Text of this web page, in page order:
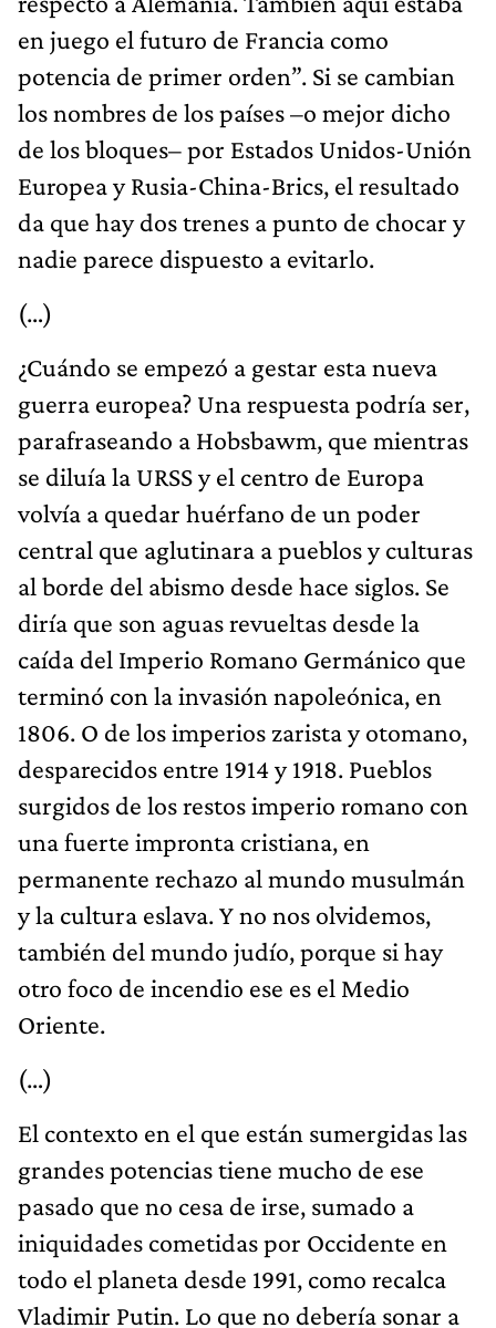
en juego el futuro de Francia como
potencia de primer orden”. Si se cambian
los nombres de los países –o mejor dicho
de los bloques– por Estados Unidos-Unión
Europea y Rusia-China-Brics, el resultado
da que hay dos trenes a punto de chocar y
nadie parece dispuesto a evitarlo.
(…)
¿Cuándo se empezó a gestar esta nueva
guerra europea? Una respuesta podría ser,
parafraseando a Hobsbawm, que mientras
se diluía la URSS y el centro de Europa
volvía a quedar huérfano de un poder
central que aglutinara a pueblos y culturas
al borde del abismo desde hace siglos. Se
diría que son aguas revueltas desde la
caída del Imperio Romano Germánico que
terminó con la invasión napoleónica, en
1806. O de los imperios zarista y otomano,
desparecidos entre 1914 y 1918. Pueblos
surgidos de los restos imperio romano con
una fuerte impronta cristiana, en
permanente rechazo al mundo musulmán
y la cultura eslava. Y no nos olvidemos,
también del mundo judío, porque si hay
otro foco de incendio ese es el Medio
Oriente.
(…)
El contexto en el que están sumergidas las
grandes potencias tiene mucho de ese
pasado que no cesa de irse, sumado a
iniquidades cometidas por Occidente en
todo el planeta desde 1991, como recalca
Vladimir Putin. Lo que no debería sonar a